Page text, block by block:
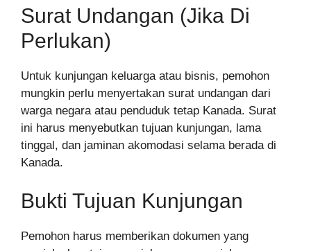
Surat Undangan (Jika Di
Perlukan)
Untuk kunjungan keluarga atau bisnis, pemohon
mungkin perlu menyertakan surat undangan dari
warga negara atau penduduk tetap Kanada. Surat
ini harus menyebutkan tujuan kunjungan, lama
tinggal, dan jaminan akomodasi selama berada di
Kanada.
Bukti Tujuan Kunjungan
Pemohon harus memberikan dokumen yang